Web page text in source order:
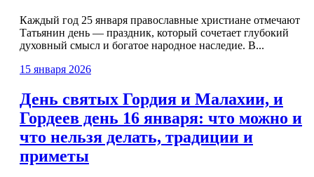
Каждый год 25 января православные христиане отмечают
Татьянин день — праздник, который сочетает глубокий
духовный смысл и богатое народное наследие. В...
15 января 2026
День святых Гордия и Малахии, и
Гордеев день 16 января: что можно и
что нельзя делать, традиции и
приметы